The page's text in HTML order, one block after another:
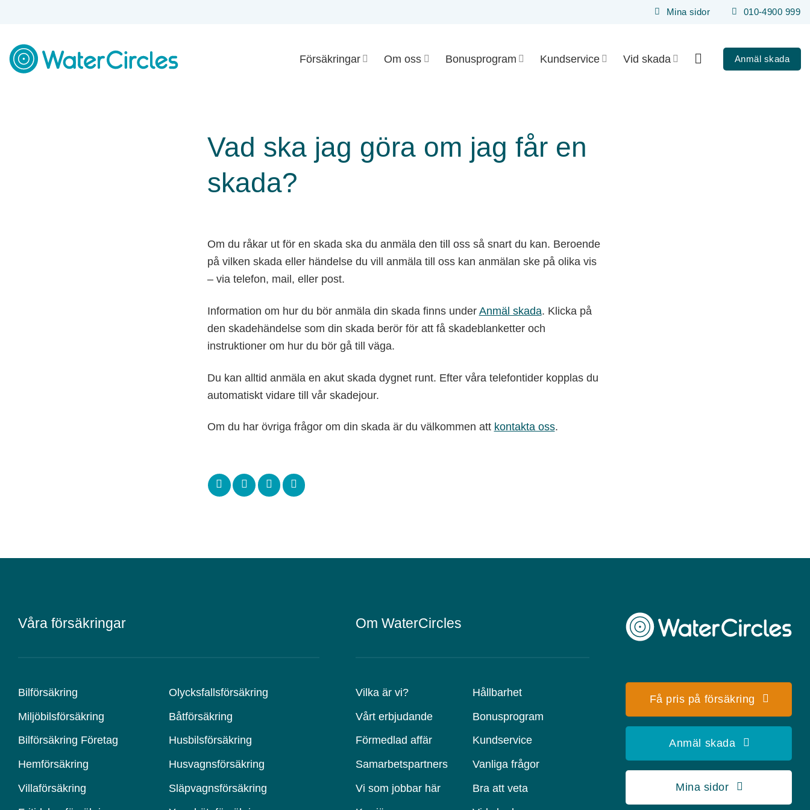
content
Mina sidor 010-4900 999
Försäkringar Om oss Bonusprogram Kundservice Vid skada Anmäl skada
Vad ska jag göra om jag får en
skada?
Om du råkar ut för en skada ska du anmäla den till oss så snart du kan. Beroende
på vilken skada eller händelse du vill anmäla till oss kan anmälan ske på olika vis
– via telefon, mail, eller post.
Information om hur du bör anmäla din skada finns underAnmäl skada. Klicka på
den skadehändelse som din skada berör för att få skadeblanketter och
instruktioner om hur du bör gå till väga.
Du kan alltid anmäla en akut skada dygnet runt. Efter våra telefontider kopplas du
automatiskt vidare till vår skadejour.
Om du har övriga frågor om din skada är du välkommen att kontakta oss.
Våra försäkringar
Bilförsäkring
Miljöbilsförsäkring
Bilförsäkring Företag
Hemförsäkring
Villaförsäkring
Olycksfallsförsäkring
Båtförsäkring
Husbilsförsäkring
Husvagnsförsäkring
Släpvagnsförsäkring
Om WaterCircles
Vilka är vi?
Vårt erbjudande
Förmedlad affär
Samarbetspartners
Vi som jobbar här
Hållbarhet
Bonusprogram
Kundservice
Vanliga frågor
Bra att veta
Få pris på försäkring
Anmäl skada
Mina sidor